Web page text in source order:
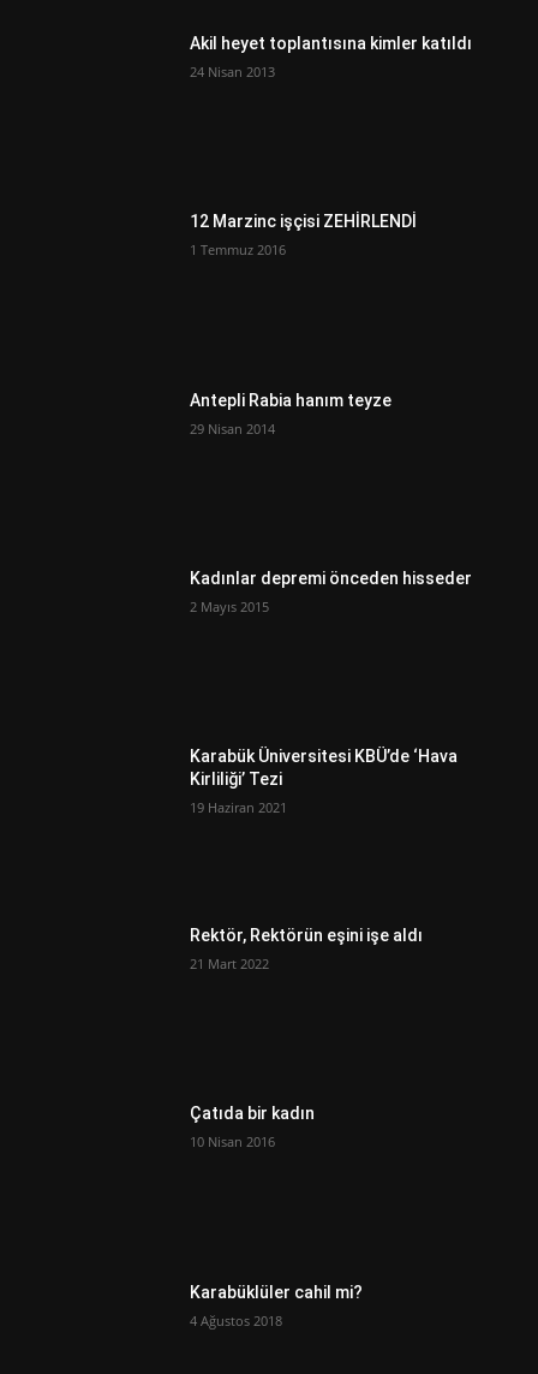
Akil heyet toplantısına kimler katıldı
24 Nisan 2013
12 Marzinc işçisi ZEHİRLENDİ
1 Temmuz 2016
Antepli Rabia hanım teyze
29 Nisan 2014
Kadınlar depremi önceden hisseder
2 Mayıs 2015
Karabük Üniversitesi KBÜ’de ‘Hava
Kirliliği’ Tezi
19 Haziran 2021
Rektör, Rektörün eşini işe aldı
21 Mart 2022
Çatıda bir kadın
10 Nisan 2016
Karabüklüler cahil mi?
4 Ağustos 2018